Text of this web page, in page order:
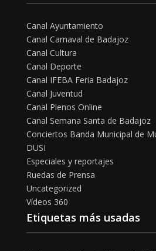
Canal Ayuntamiento
Canal Carnaval de Badajoz
Canal Cultura
Canal Deporte
Canal IFEBA Feria Badajoz
Canal Juventud
Canal Plenos Online
Canal Semana Santa de Badajoz
Conciertos Banda Municipal de
DUSI
Especiales y reportajes
Ruedas de Prensa
Uncategorized
Vídeos 360
Etiquetas más usadas